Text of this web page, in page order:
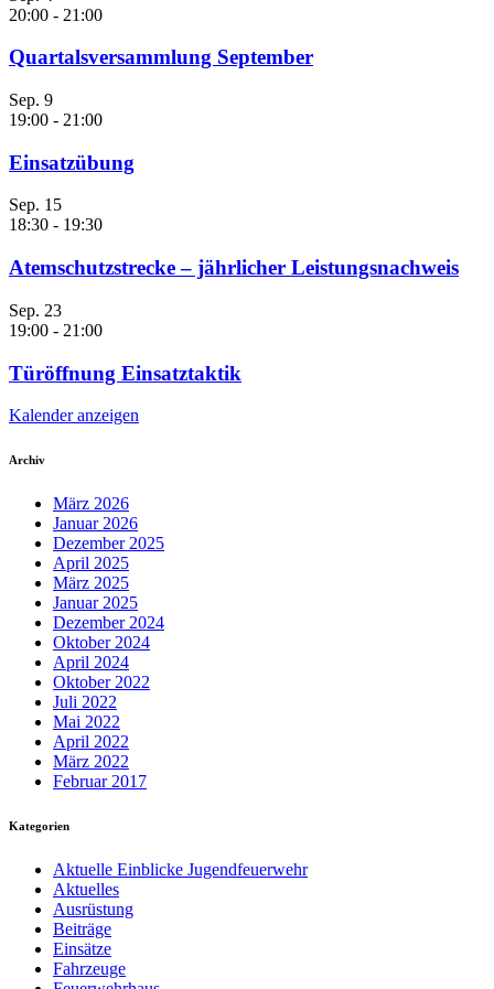
20:00 - 21:00
Quartalsversammlung September
Sep. 9
19:00 - 21:00
Einsatzübung
Sep. 15
18:30 - 19:30
Atemschutzstrecke – jährlicher Leistungsnachweis
Sep. 23
19:00 - 21:00
Türöffnung Einsatztaktik
Kalender anzeigen
Archiv
März 2026
Januar 2026
Dezember 2025
April 2025
März 2025
Januar 2025
Dezember 2024
Oktober 2024
April 2024
Oktober 2022
Juli 2022
Mai 2022
April 2022
März 2022
Februar 2017
Kategorien
Aktuelle Einblicke Jugendfeuerwehr
Aktuelles
Ausrüstung
Beiträge
Einsätze
Fahrzeuge